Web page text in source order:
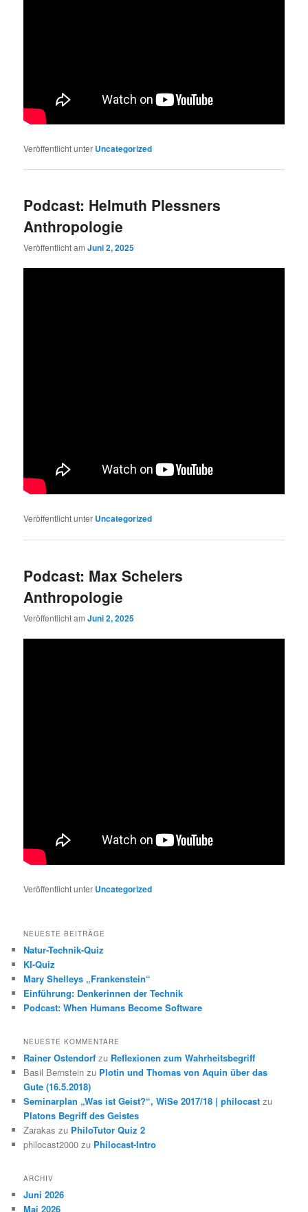
Veröffentlicht unter Uncategorized
Podcast: Helmuth Plessners
Anthropologie
Veröffentlicht amJuni 2, 2025
Veröffentlicht unter Uncategorized
Podcast: Max Schelers
Anthropologie
Veröffentlicht amJuni 2, 2025
Veröffentlicht unter Uncategorized
NEUESTE BEITRÄGE
Natur-Technik-Quiz
KI-Quiz
Mary Shelleys „Frankenstein“
Einführung: Denkerinnen der Technik
Podcast: When Humans Become Software
NEUESTE KOMMENTARE
Rainer Ostendorf zu Reflexionen zum Wahrheitsbegriff
Basil Bernstein zu Plotin und Thomas von Aquin über das
Gute (16.5.2018)
Seminarplan „Was ist Geist?“, WiSe 2017/18 | philocast zu
Platons Begriff des Geistes
Zarakas zu PhiloTutor Quiz 2
philocast2000 zu Philocast-Intro
ARCHIV
Juni 2026
Mai 2026